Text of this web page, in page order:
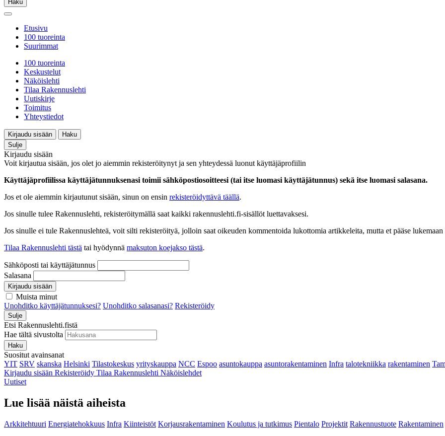
Haku
Etusivu
100 tuoreinta
Suurimmat
100 tuoreinta
Keskustelut
Näköislehti
Tilaa Rakennuslehti
Uutiskirje
Toimitus
Yhteystiedot
Kirjaudu sisään
Haku
Sulje
Kirjaudu sisään
Voit kirjautua sisään, jos olet jo aiemmin rekisteröitynyt ja sen yhteydessä luonut käyttäjäprofiilin
Käyttäjäprofiilissa käyttäjätunnuksenasi toimii sähköpostiosoitteesi (tai itse luomasi käyttäjätunnus) sekä itse luomasi salasana.
Jos et ole aiemmin kirjautunut sisään, sinun on ensin rekisteröidyttävä täällä.
Jos sinulle tulee Rakennuslehti, rekisteröitymällä saat kaikki rakennuslehti.fi-sisällöt luettavaksesi.
Jos sinulle ei tule Rakennuslehteä, voit silti rekisteröityä, jolloin saat oikeuden kommentoida lukottomia artikkeleita, mutta et pääse
Tilaa Rakennuslehti tästä tai hyödynnä maksuton koejakso tästä.
Sähköposti tai käyttäjätunnus
Salasana
Kirjaudu sisään
Muista minut
Unohditko käyttäjätunnuksesi? Unohditko salasanasi? Rekisteröidy
Sulje
Etsi Rakennuslehti.fistä
Hae tältä sivustolta
Haku
Suositut avainsanat
YIT SRV skanska Helsinki Tilastokeskus yrityskauppa NCC Espoo asuntokauppa asuntorakentaminen Infra talotekniikka rakentaminen
Kirjaudu sisään Rekisteröidy Tilaa Rakennuslehti Näköislehdet
Uutiset
Lue lisää näistä aiheista
Arkkitehtuuri Energiatehokkuus Infra Kiinteistöt Korjausrakentaminen Koulutus ja tutkimus Pientalo Projektit Rakennustuote Rakentaminen